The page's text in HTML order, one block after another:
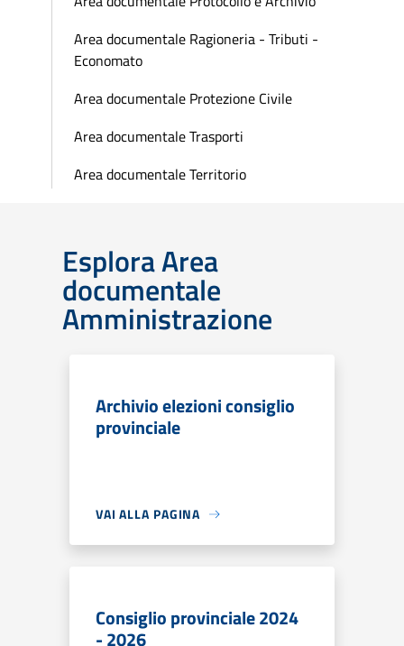
Area documentale Ragioneria - Tributi -
Economato
Area documentale Protezione Civile
Area documentale Trasporti
Area documentale Territorio
Esplora Area
documentale
Amministrazione
Archivio elezioni consiglio
provinciale
VAI ALLA PAGINA
Consiglio provinciale 2024
- 2026